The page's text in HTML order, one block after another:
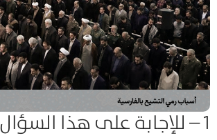
1 – للإجابة على هذا السؤال نقول :